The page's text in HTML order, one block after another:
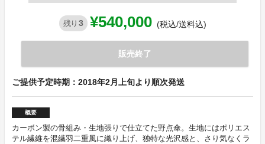
残り 3 ¥540,000 (税込/送料込)
販売終了
ご提供予定時期：2018年2月上旬より順次発送
概要
カーボン製の骨組み・生地張りで仕立てた野点傘。生地にはポリエス
テル繊維を混繊羽二重風に織り上げ、独特な光沢感と、さり気なくラ